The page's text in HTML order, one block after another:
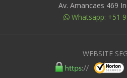
Av. Amancaes 469
Whatsapp: +51
WEBSITE